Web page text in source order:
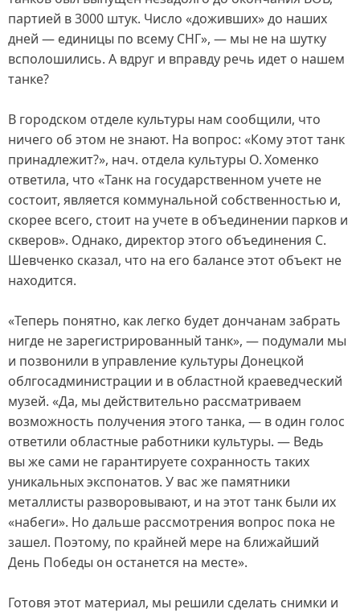
партией в 3000 штук. Число «доживших» до наших
дней — единицы по всему СНГ», — мы не на шутку
всполошились. А вдруг и вправду речь идет о нашем
танке?
В городском отделе культуры нам сообщили, что
ничего об этом не знают. На вопрос: «Кому этот танк
принадлежит?», нач. отдела культуры О. Хоменко
ответила, что «Танк на государственном учете не
состоит, является коммунальной собственностью и,
скорее всего, стоит на учете в объединении парков и
скверов». Однако, директор этого объединения С.
Шевченко сказал, что на его балансе этот объект не
находится.
«Теперь понятно, как легко будет дончанам забрать
нигде не зарегистрированный танк», — подумали мы
и позвонили в управление культуры Донецкой
облгосадминистрации и в областной краеведческий
музей. «Да, мы действительно рассматриваем
возможность получения этого танка, — в один голос
ответили областные работники культуры. — Ведь
вы же сами не гарантируете сохранность таких
уникальных экспонатов. У вас же памятники
металлисты разворовывают, и на этот танк были их
«набеги». Но дальше рассмотрения вопрос пока не
зашел. Поэтому, по крайней мере на ближайший
День Победы он останется на месте».
Готовя этот материал, мы решили сделать снимки и